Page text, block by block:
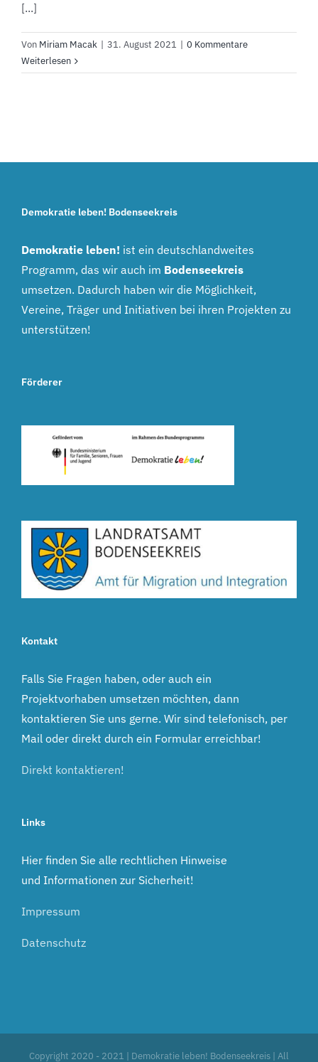
[...]
Von Miriam Macak | 31. August 2021 | 0 Kommentare
Weiterlesen
Demokratie leben! Bodenseekreis
Demokratie leben! ist ein deutschlandweites
Programm, das wir auch im Bodenseekreis
umsetzen. Dadurch haben wir die Möglichkeit,
Vereine, Träger und Initiativen bei ihren Projekten zu
unterstützen!
Förderer
Kontakt
Falls Sie Fragen haben, oder auch ein
Projektvorhaben umsetzen möchten, dann
kontaktieren Sie uns gerne. Wir sind telefonisch, per
Mail oder direkt durch ein Formular erreichbar!
Direkt kontaktieren!
Links
Hier finden Sie alle rechtlichen Hinweise
und Informationen zur Sicherheit!
Impressum
Datenschutz
Copyright 2020 - 2021 | Demokratie leben! Bodenseekreis | All